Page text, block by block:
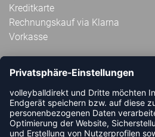
Kreditkarte
Rechnungskauf via Klarna
Vorkasse
ABONNIERE JETZT DEN
VOLLEYBALLDIREKT-
NEUIGKEIT ODER AKTION MEHR.
JETZT